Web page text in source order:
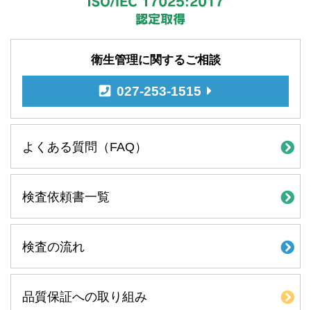
衛生管理に関するご相談
027-253-1515
よくある質問（FAQ）
検査依頼書一覧
検査の流れ
品質保証への取り組み